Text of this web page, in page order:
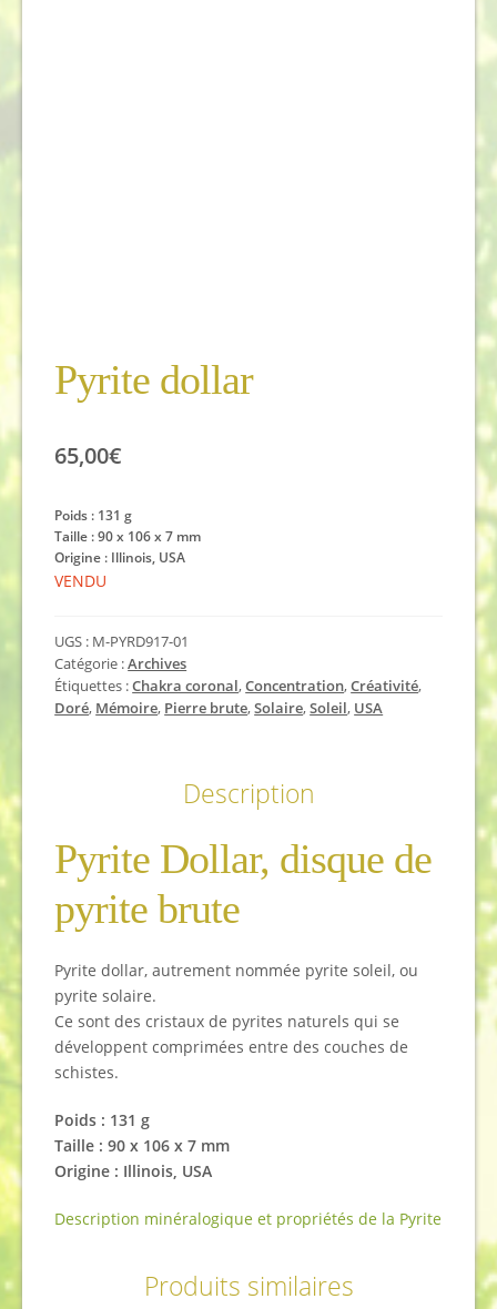
Pyrite dollar
65,00€
Poids : 131 g
Taille : 90 x 106 x 7 mm
Origine : Illinois, USA
VENDU
UGS : M-PYRD917-01
Catégorie :Archives
Étiquettes :Chakra coronal,Concentration,Créativité,
Doré, Mémoire, Pierre brute,Solaire,Soleil, USA
Description
Pyrite Dollar, disque de
pyrite brute
Pyrite dollar, autrement nommée pyrite soleil, ou
pyrite solaire.
Ce sont des cristaux de pyrites naturels qui se
développent comprimées entre des couches de
schistes.
Poids : 131 g
Taille : 90 x 106 x 7 mm
Origine : Illinois, USA
Description minéralogique et propriétés de la Pyrite
Produits similaires